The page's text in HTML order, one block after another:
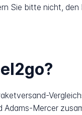
Sie bitte nicht, den
Adams-Mercer